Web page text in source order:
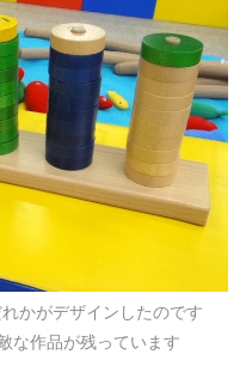
かがデザインしたのです
な作品が残っています